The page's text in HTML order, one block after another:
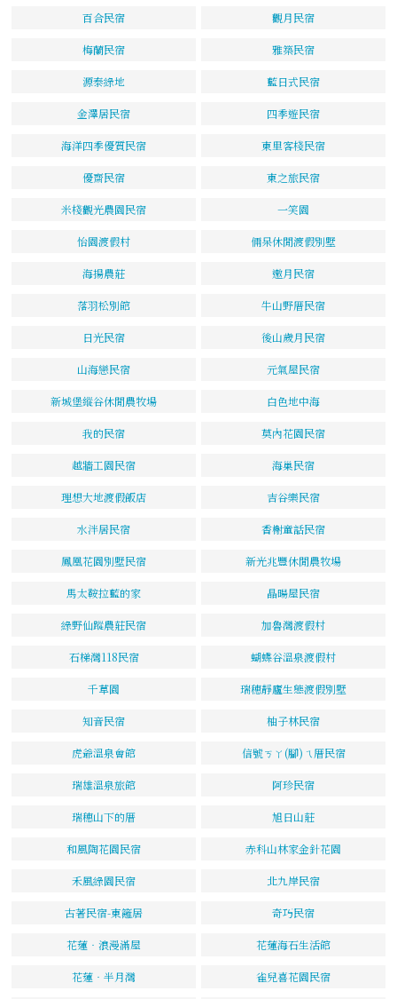
百合民宿 觀月民宿
梅蘭民宿 雅築民宿
源泰綠地 藍日式民宿
金澤居民宿 四季遊民宿
海洋四季優質民宿 東里客棧民宿
優齋民宿 東之旅民宿
米棧觀光農園民宿 一笑園
怡園渡假村 倆呆休閒渡假別墅
海揚農莊 邀月民宿
落羽松別館 牛山野厝民宿
日光民宿 後山歲月民宿
山海戀民宿 元氣屋民宿
新城堡縱谷休閒農牧場 白色地中海
我的民宿 莫內花園民宿
越牆工園民宿 海巢民宿
理想大地渡假飯店 吉谷樂民宿
水泮居民宿 香榭童話民宿
鳳凰花園別墅民宿 新光兆豐休閒農牧場
馬太鞍拉藍的家 晶暘屋民宿
綠野仙蹤農莊民宿 加魯灣渡假村
石梯灣118民宿 蝴蝶谷溫泉渡假村
千草園 瑞穗靜廬生態渡假別墅
知音民宿 柚子林民宿
虎爺溫泉會館 信號ㄎㄚ(腳)ㄟ厝民宿
瑞雄溫泉旅館 阿珍民宿
瑞穗山下的厝 旭日山莊
和風陶花園民宿 赤科山林家金針花園
禾風綠園民宿 北九岸民宿
古著民宿-東籬居 奇巧民宿
花蓮‧浪漫滿屋 花蓮海石生活館
花蓮‧半月灣 雀兒喜花園民宿